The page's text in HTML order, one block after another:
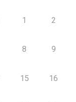
1 2
8 9
15 16